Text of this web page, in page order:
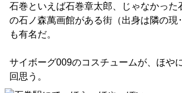
石巻といえば石巻章太郎、じゃなかった
の石ノ森萬画館がある街（出身は隣の現
も有名だ。
サイボーグ009のコスチュームが、ほや
回思う。